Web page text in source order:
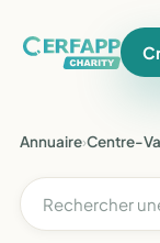
Annuaire›Centre-